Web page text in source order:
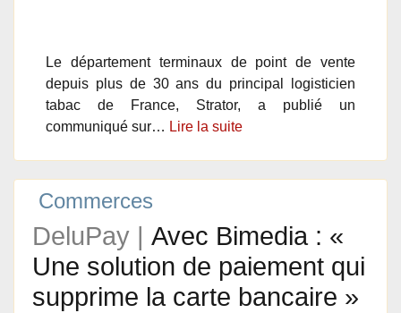
Le département terminaux de point de vente
depuis plus de 30 ans du principal logisticien
tabac de France, Strator, a publié un
communiqué sur… Lire la suite
Commerces
DeluPay | Avec Bimedia : «
Une solution de paiement qui
supprime la carte bancaire »